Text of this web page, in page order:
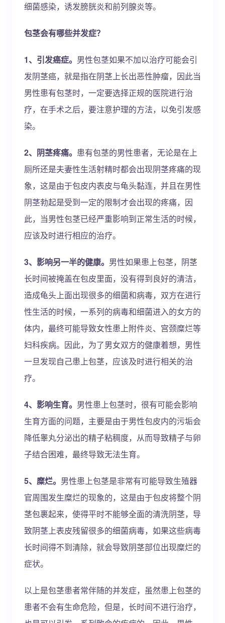
细菌感染，诱发膀胱炎和前列腺炎等。
包茎会有哪些并发症？
1、引发癌症。 男性包茎如果不加以治疗可能会引
发阴茎癌，就是指在阴茎上长出恶性肿瘤，因此当
男性患有包茎时，一定要选择正规的医院进行治
疗，在手术之后，要注意护理的方法，以免引发感
染。
2、阴茎疼痛。 患有包茎的男性患者，无论是在上
厕所还是夫妻性生活射精时都会出现阴茎疼痛的现
象，这是由于包皮内表皮与龟头黏连，并且在男性
阴茎勃起是受到一定的限制才会出现的疼痛，因
此，当男性包茎已经严重影响到正常生活的时候，
应该及时进行相应的治疗。
3、影响另一半的健康。 男性如果患上包茎，阴茎
长时间被掩盖在包皮里面，没有得到良好的清洁，
造成龟头上面出现很多的细菌和病毒，双方在进行
性生活的时候，一系列的病毒和细菌进入的女方的
体内，最终可能导致女性患上附件炎、宫颈糜烂等
妇科疾病。因此，为了男女双方的健康着想，男性
一旦发现自己患上包茎，应该及时进行相关的治
疗。
4、影响生育。 男性患上包茎时，很有可能会影响
生育方面的问题，主要是由于男性包皮内的污垢会
降低睾丸分泌出的精子粘稠度，从而导致精子与卵
子结合困难，最终导致无法生育。
5、糜烂。 男性患上包茎是非常有可能导致生殖器
官周围发生糜烂的现象的，这是由于包皮将整个阴
茎包裹起来，使得平时不能够全面的清洗阴茎，导
致阴茎上表皮残留很多的细菌病毒，如果这些病毒
长时间得不到清除，就会导致阴茎部位出现糜烂的
症状。
以上是包茎患者常伴随的并发症，虽然患上包茎的
患者不会有生命危险，但是，长时间不进行治疗，